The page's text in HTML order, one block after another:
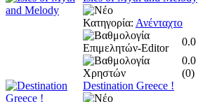
Κατηγορία: Ανένταχτο
0.0
0.0
(0)
Destination Greece !